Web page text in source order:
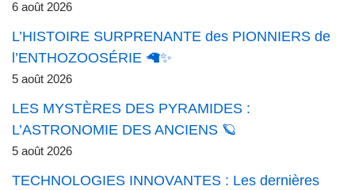
6 août 2026
L’HISTOIRE SURPRENANTE des PIONNIERS de
l’ENTHOZOOSÉRIE 🦙✨
5 août 2026
LES MYSTÈRES DES PYRAMIDES :
L’ASTRONOMIE DES ANCIENS 🪐
5 août 2026
TECHNOLOGIES INNOVANTES : Les dernières